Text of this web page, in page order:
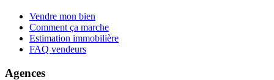
Vendre mon bien
Comment ça marche
Estimation immobilière
FAQ vendeurs
Agences